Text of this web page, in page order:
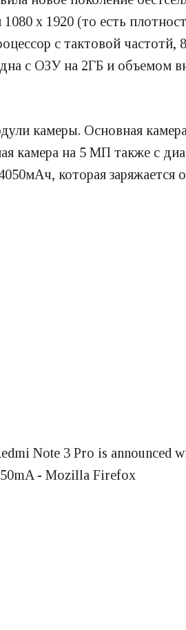
x 1920 (то есть
с тактовой частотй,
с ОЗУ на 2ГБ и объемом
камеры. Основная
камера на 5 МП также с
которая заряжается